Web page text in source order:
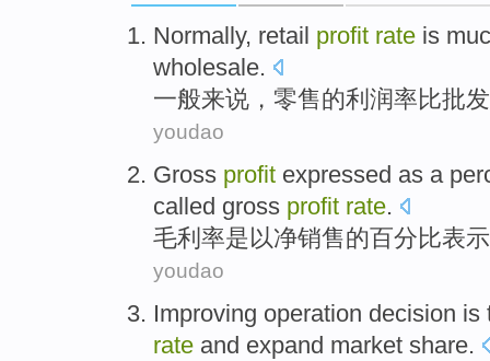
Normally, retail profit rate is
wholesale.
一般来说 ， 零售的利润率比批
youdao
Gross profit expressed as a
called gross profit rate.
毛利率是以净销售的百分比表示
youdao
Improving operation decision is
rate and expand market share.